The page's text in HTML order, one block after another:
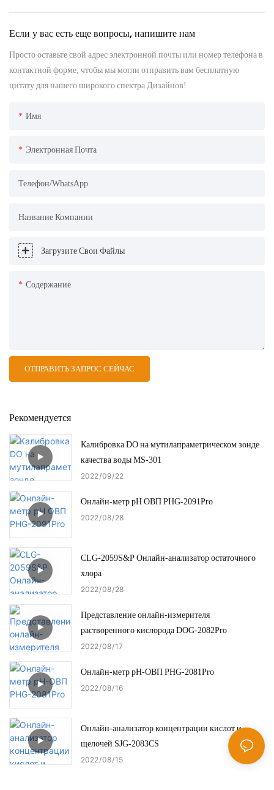
Если у вас есть еще вопросы, напишите нам
Просто оставьте свой адрес электронной почты или номер телефона в
контактной форме, чтобы мы могли отправить вам бесплатную
цитату для нашего широкого спектра Дизайнов!
Имя
Электронная Почта
Телефон/WhatsApp
Название Компании
Загрузите Свои Файлы
Содержание
ОТПРАВИТЬ ЗАПРОС СЕЙЧАС
Рекомендуется
Калибровка DO на мутилапраметрическом зонде
качества воды MS-301
2022 09 22
Онлайн-метр pH ОВП PHG-2091Pro
2022 08 28
CLG-2059S&P Онлайн-анализатор остаточного
хлора
2022 08 28
Представление онлайн-измерителя
растворенного кислорода DOG-2082Pro
2022 08 17
Онлайн-метр pH-ОВП PHG-2081Pro
2022 08 16
Онлайн-анализатор концентрации кислот и
щелочей SJG-2083CS
2022 08 15